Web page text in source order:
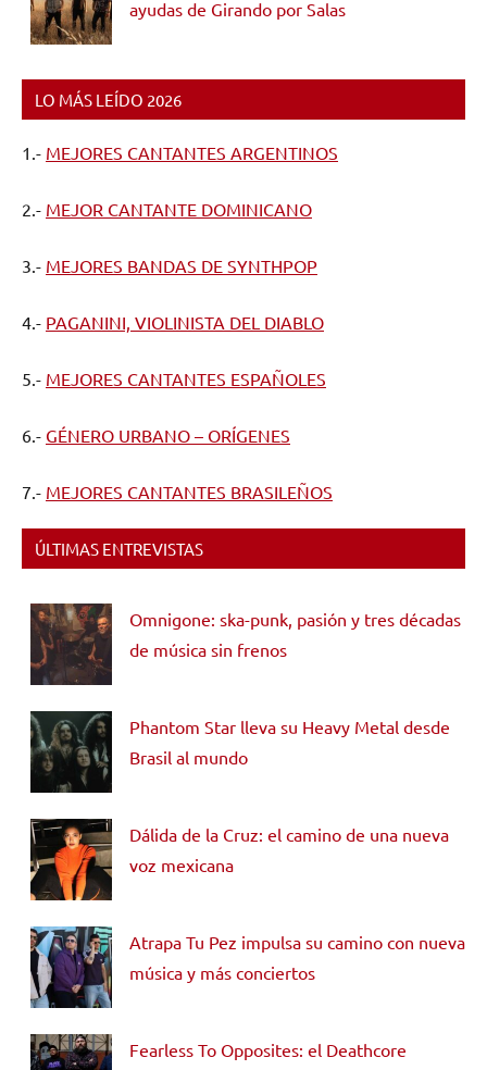
ayudas de Girando por Salas
LO MÁS LEÍDO 2026
1.- MEJORES CANTANTES ARGENTINOS
2.- MEJOR CANTANTE DOMINICANO
3.- MEJORES BANDAS DE SYNTHPOP
4.- PAGANINI, VIOLINISTA DEL DIABLO
5.- MEJORES CANTANTES ESPAÑOLES
6.- GÉNERO URBANO – ORÍGENES
7.- MEJORES CANTANTES BRASILEÑOS
ÚLTIMAS ENTREVISTAS
Omnigone: ska-punk, pasión y tres décadas
de música sin frenos
Phantom Star lleva su Heavy Metal desde
Brasil al mundo
Dálida de la Cruz: el camino de una nueva
voz mexicana
Atrapa Tu Pez impulsa su camino con nueva
música y más conciertos
Fearless To Opposites: el Deathcore